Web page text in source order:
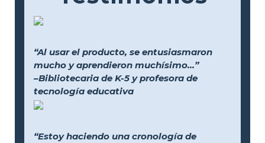
“Al usar el producto, se entusiasmaron
mucho y aprendieron muchísimo...”
–Bibliotecaria de K-5 y profesora de
tecnología educativa
“Estoy haciendo una cronología de